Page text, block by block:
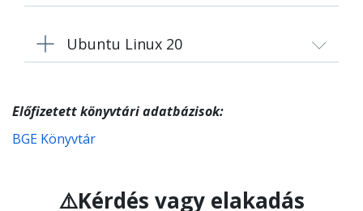
Ubuntu Linux 20
Előfizetett könyvtári adatbázisok:
BGE Könyvtár
⚠️Kérdés vagy elakadás